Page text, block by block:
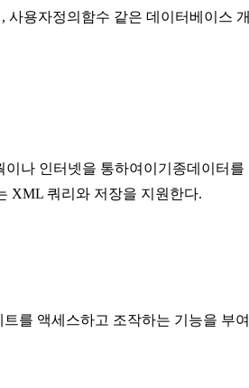
용자정의함수 같은 데이터베이스 개
이나 인터넷을 통하여이기종데이터를
XML 쿼리와 저장을 지원한다.
를 액세스하고 조작하는 기능을 부여